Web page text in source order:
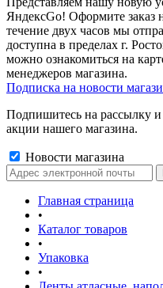
ЯндексGo! Оформите заказ
течение двух часов мы
доступна в пределах г.
можно ознакомиться на
менеджеров магазина.
Подписка на новости
Подпишитесь на рассылку
акции нашего магазина.
Новости магазина
Главная страница
•
Каталог товаров
•
Упаковка
•